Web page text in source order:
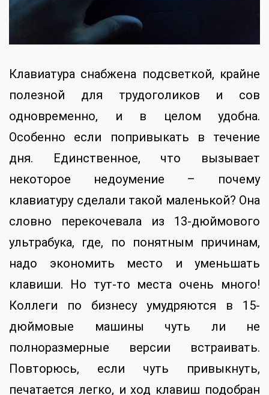
Клавиатура снабжена подсветкой, крайне
полезной для трудоголиков и сов
одновременно, и в целом удобна.
Особенно если попривыкать в течение
дня. Единственное, что вызывает
некоторое недоумение – почему
клавиатуру сделали такой маленькой? Она
словно перекочевала из 13-дюймового
ультрабука, где, по понятным причинам,
надо экономить место и уменьшать
клавиши. Но тут-то места очень много!
Коллеги по бизнесу умудряются в 15-
дюймовые машины чуть ли не
полноразмерные версии встраивать.
Повторюсь, если чуть привыкнуть,
печатается легко, и ход клавиш подобран